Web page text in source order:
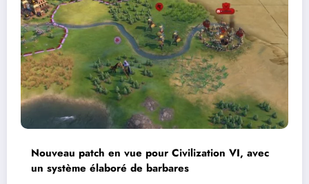
Nouveau patch en vue pour Civilization VI, avec
un système élaboré de barbares